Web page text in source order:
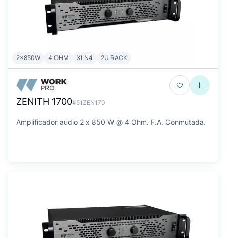
2x850W 4 OHM XLN4 2U RACK
ZENITH 1700#51ZEN170
Amplificador audio 2 x 850 W @ 4 Ohm. F.A. Conmutada.